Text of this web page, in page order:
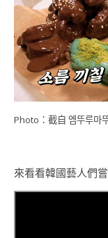
Photo：截自 엠뚜루마
來看看韓國藝人們